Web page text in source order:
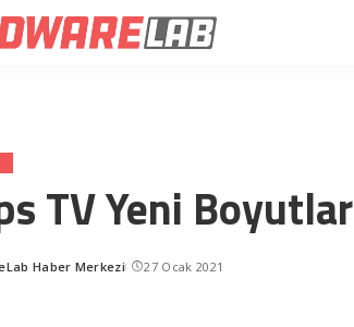
TV Yeni
Haber Merkezi 27 Ocak 2021